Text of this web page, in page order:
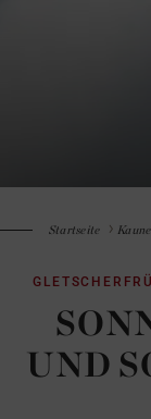
Startseite
UND